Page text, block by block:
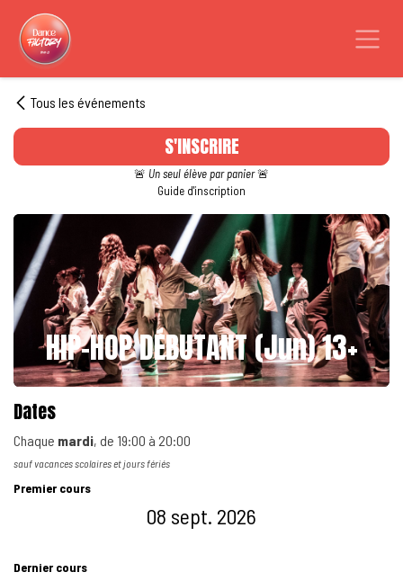
Se rendre au contenu
Tous les événements
S'INSCRIRE
🚨 Un seul élève par panier🚨
Guide d'inscription
HIP-HOP DÉBUTANT (Jun) 13+
Dates
Chaque mardi, de 19:00 à 20:00
sauf vacances scolaires et jours fériés
Premier cours
08 sept. 2026
Dernier cours